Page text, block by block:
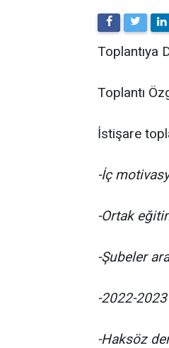
Toplantıya
Toplantı
İstişare
-İç
-Ortak
-Şubeler
-2022-
-Haksöz